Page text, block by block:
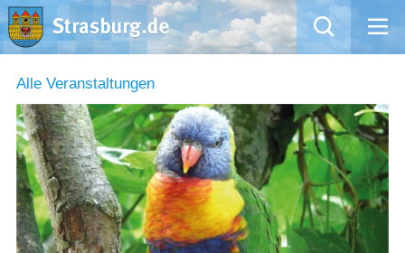
Mängelmeldung
Aktuelles
Rathaus
Natur – Kultur – Tourismus
Alle Veranstaltungen